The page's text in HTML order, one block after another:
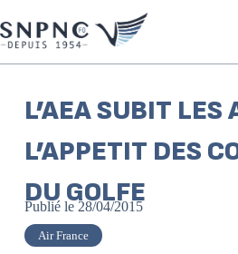
L’AEA SUBIT
L’APPETIT DES
DU GOLFE
Publié le 28/04/2015
Air France